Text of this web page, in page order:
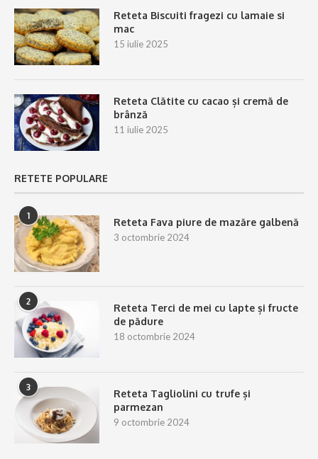
Reteta Biscuiti fragezi cu lamaie si
mac
15 iulie 2025
Reteta Clătite cu cacao și cremă de
brânză
11 iulie 2025
RETETE POPULARE
1
Reteta Fava piure de mazăre galbenă
3 octombrie 2024
2
Reteta Terci de mei cu lapte și fructe
de pădure
18 octombrie 2024
3
Reteta Tagliolini cu trufe și
parmezan
9 octombrie 2024